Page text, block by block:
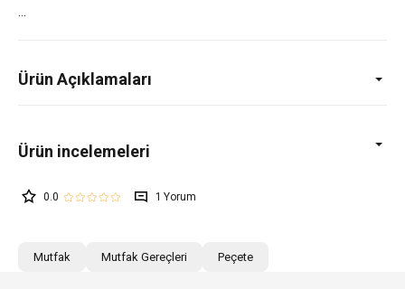
Ürün Açıklamaları
0.0 1
Mutfak Mutfak Gereçleri Peçete